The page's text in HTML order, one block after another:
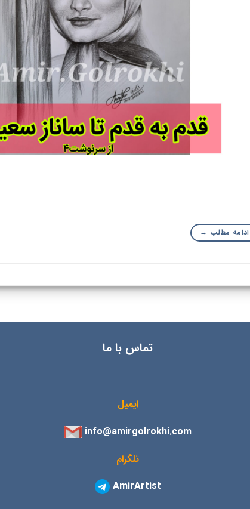
ادامه مطلب →
تماس با ما
ایمیل
info@amirgolrokhi.com
تلگرام
AmirArtist